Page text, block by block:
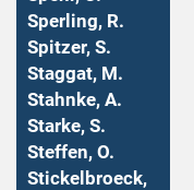
Sperling, R.
Spitzer, S.
Staggat, M.
Stahnke, A.
Starke, S.
Steffen, O.
Stickelbroeck,